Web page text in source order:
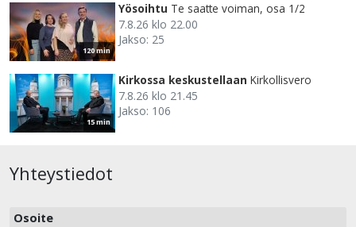
120 min
Yösoihtu Te saatte voiman, osa 1/2
7.8.26 klo 22.00
Jakso: 25
15 min
Kirkossa keskustellaan Kirkollisvero
7.8.26 klo 21.45
Jakso: 106
Yhteystiedot
Osoite